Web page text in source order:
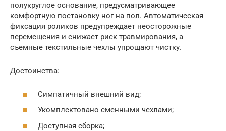
полукруглое основание, предусматривающее
комфортную постановку ног на пол. Автоматическая
фиксация роликов предупреждает неосторожные
перемещения и снижает риск травмирования, а
съемные текстильные чехлы упрощают чистку.
Достоинства:
Симпатичный внешний вид;
Укомплектовано сменными чехлами;
Доступная сборка;